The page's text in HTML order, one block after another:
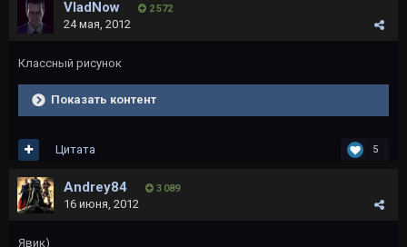
VladNow 2 572
24 мая, 2012
Классный рисунок
Показать контент
5
Цитата
Andrey84 3 089
16 июня, 2012
Явик)